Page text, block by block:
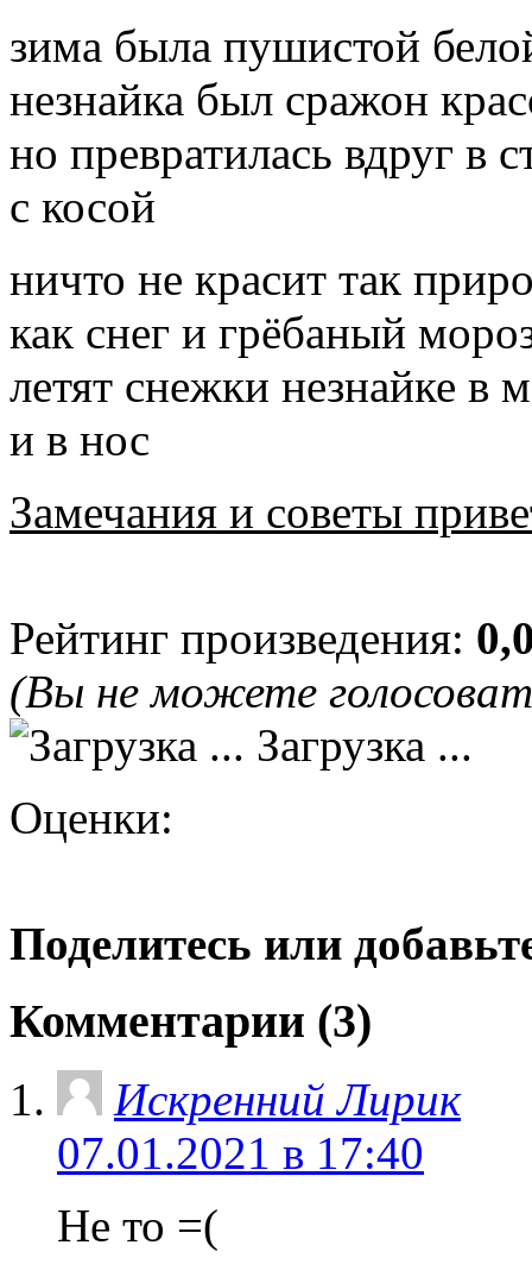
зима была пушистой
незнайка был сражон
но превратилась вдруг в
с косой
ничто не красит так
как снег и грёбаный
летят снежки незнайке в
и в нос
Замечания и советы
Рейтинг произведения:
(Вы не можете
Загрузка ...
Оценки:
Поделитесь или
Комментарии (3)
Искренний Лирик
07.01.2021 в 17:40
Не то =(